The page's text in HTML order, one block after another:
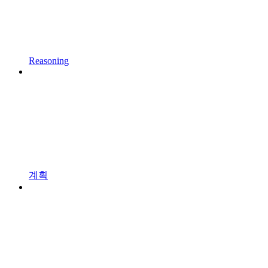
Reasoning
계획